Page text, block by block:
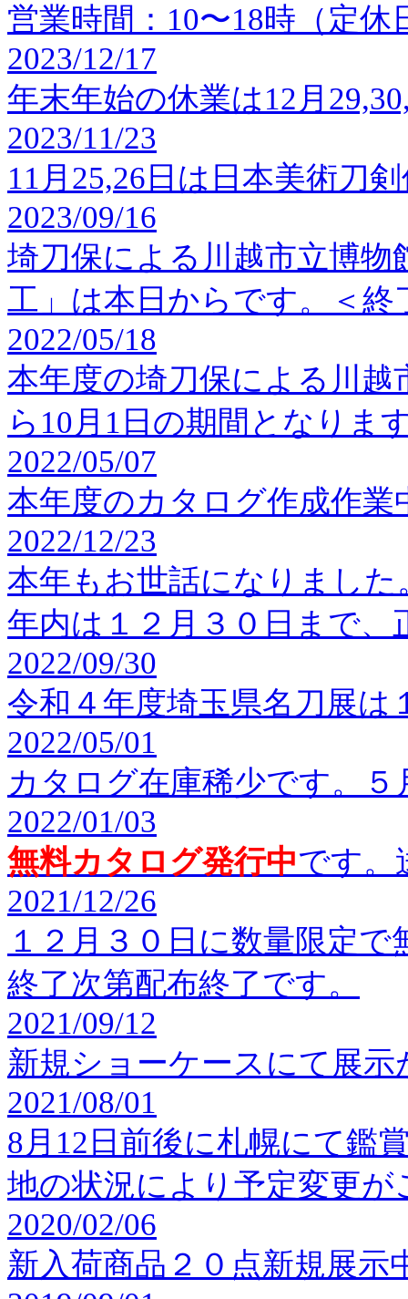
営業時間：10〜18時（定休
2023/12/17
年末年始の休業は12月
2023/11/23
11月25,26日は日本美術刀
2023/09/16
埼刀保による川越市立博
工」は本日からです。＜終
2022/05/18
本年度の埼刀保による川越
ら10月1日の期間となりま
2022/05/07
本年度のカタログ作成作業
2022/12/23
本年もお世話になりまし
年内は１２月３０日まで
2022/09/30
令和４年度埼玉県名刀展は
2022/05/01
カタログ在庫稀少です。
2022/01/03
無料カタログ発行中です。
2021/12/26
１２月３０日に数量限定
終了次第配布終了です。
2021/09/12
新規ショーケースにて展
2021/08/01
8月12日前後に札幌にて鑑
地の状況により予定変更が
2020/02/06
新入荷商品２０点新規展示